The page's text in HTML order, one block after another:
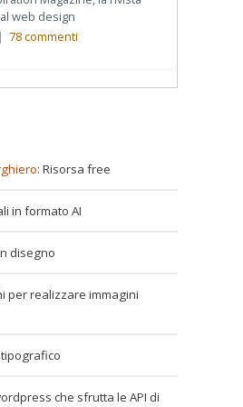
web design
| 78commenti
: Risorsa free
in formato AI
disegno
per realizzare immagini
che sfrutta le API di